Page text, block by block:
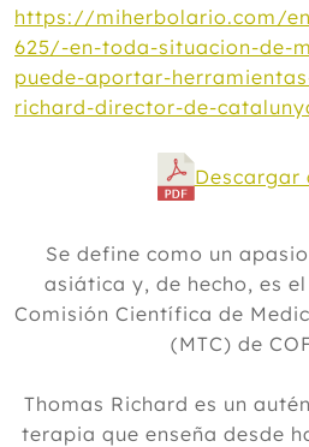
https://miherbolario.com/
625/-en-toda-situacion-de-
puede-aportar-
richard-director-de-
Descargar
Se define como un
asiática y, de hecho, es
Comisión Científica de
(MTC) de
Thomas Richard es un
terapia que enseña desde